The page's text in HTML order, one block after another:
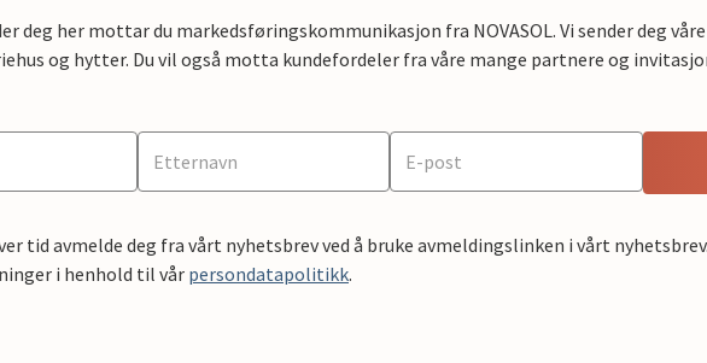
deg her mottar du markedsføringskommunikasjon fra NOVASOL. Vi sender deg
og hytter. Du vil også motta kundefordeler fra våre mange partnere og
tid avmelde deg fra vårt nyhetsbrev ved å bruke avmeldingslinken i vårt
i henhold til vår persondatapolitikk.